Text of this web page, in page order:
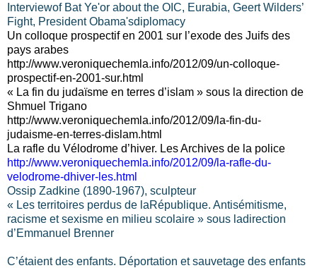
Interviewof Bat Ye'or about the OIC, Eurabia, Geert Wilders’
Fight, President Obama'sdiplomacy
Un colloque prospectif en 2001 sur l’exode des Juifs des
pays arabes
http://www.veroniquechemla.info/2012/09/un-colloque-
prospectif-en-2001-sur.html
« La fin du judaïsme en terres d’islam » sous la direction de
Shmuel Trigano
http://www.veroniquechemla.info/2012/09/la-fin-du-
judaisme-en-terres-dislam.html
La rafle du Vélodrome d’hiver. Les Archives de la police
http://www.veroniquechemla.info/2012/09/la-rafle-du-
velodrome-dhiver-les.html
Ossip Zadkine (1890-1967), sculpteur
« Les territoires perdus de laRépublique. Antisémitisme,
racisme et sexisme en milieu scolaire » sous ladirection
d’Emmanuel Brenner
C’étaient des enfants. Déportation et sauvetage des enfants